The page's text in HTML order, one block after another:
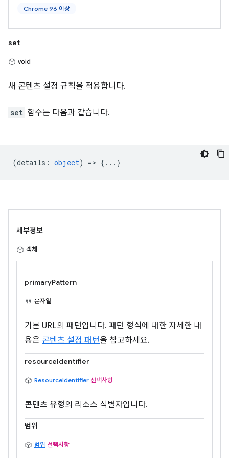
Chrome 96 이상
set
void
새 콘텐츠 설정 규칙을 적용합니다.
set 함수는 다음과 같습니다.
(details : object) => {...}
세부정보
객체
primaryPattern
문자열
기본 URL의 패턴입니다. 패턴 형식에 대한 자세한 내
용은 콘텐츠 설정 패턴을 참고하세요.
resourceIdentifier
ResourceIdentifier 선택사항
콘텐츠 유형의 리소스 식별자입니다.
범위
범위 선택사항